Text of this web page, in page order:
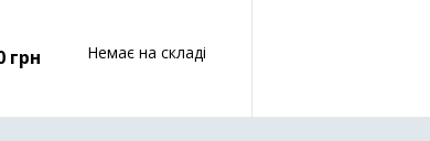
грн Немає на складі